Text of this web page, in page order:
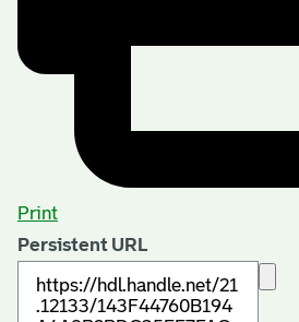
Print
Persistent URL